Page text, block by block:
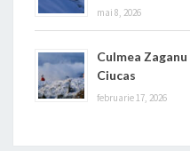
mai 8, 2026
Culmea
Ciucas
februarie 17, 2026